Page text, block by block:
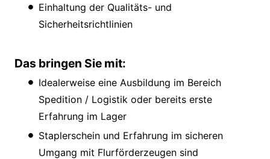
Einhaltung der Qualitäts- und
Sicherheitsrichtlinien
Das bringen Sie mit:
Idealerweise eine Ausbildung im Bereich
Spedition / Logistik oder bereits erste
Erfahrung im Lager
Staplerschein und Erfahrung im sicheren
Umgang mit Flurförderzeugen sind